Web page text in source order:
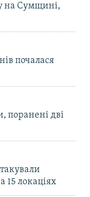
на Сумщині,
почалася
поранені дві
15 локаціях